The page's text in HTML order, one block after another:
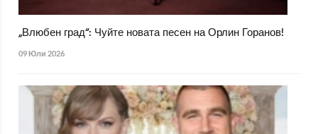
„Влюбен град“: Чуйте новата песен на Орлин Горанов!
09 Юли 2026